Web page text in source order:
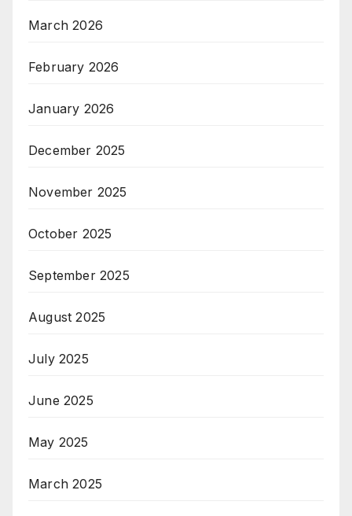
March 2026
February 2026
January 2026
December 2025
November 2025
October 2025
September 2025
August 2025
July 2025
June 2025
May 2025
March 2025